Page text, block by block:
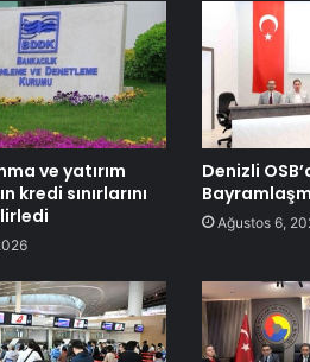
ve yatırım
kredi sınırlarını
Denizli
Ağustos 6,